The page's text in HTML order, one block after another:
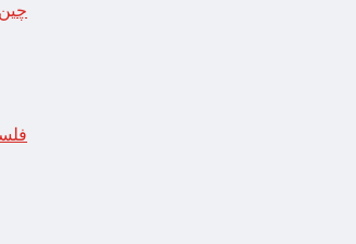
چین؛